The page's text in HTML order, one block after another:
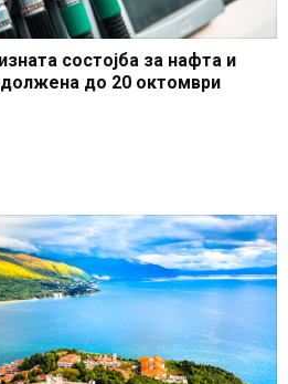
состојба за нафта и
до 20 октомври